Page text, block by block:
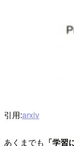
引用:arxiv
あくまでも 「学習